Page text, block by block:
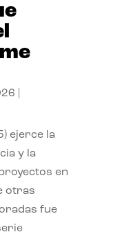
ejerce la
y la
en
otras
fue